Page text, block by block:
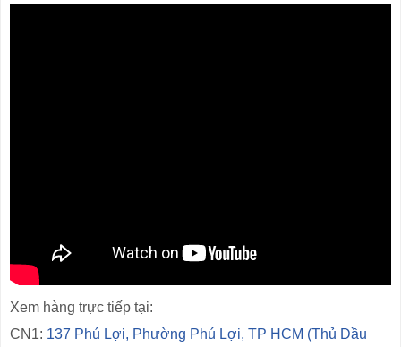
Xem hàng trực tiếp tại:
CN1: 137 Phú Lợi, Phường Phú Lợi, TP HCM (Thủ Dầu